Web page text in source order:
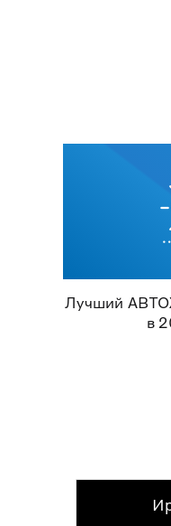
Лучший
в